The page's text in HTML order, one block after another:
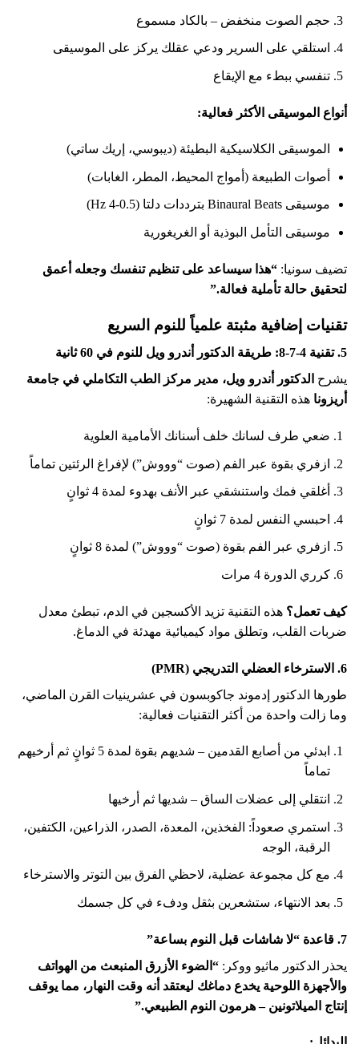
حجم الصوت منخفض – بالكاد مسموع
استلقي على السرير ودعي عقلك يركز على الموسيقى
تنفسي ببطء مع الإيقاع
أنواع الموسيقى الأكثر فعالية:
الموسيقى الكلاسيكية البطيئة (ديبوسي، إريك ساتي)
أصوات الطبيعة (أمواج المحيط، المطر، الغابات)
موسيقى Binaural Beats بترددات دلتا (0.5-4 Hz)
موسيقى التأمل البوذية أو الغريغورية
تضيف سونيا: “هذا سيساعد على تنظيم تنفسك وجعله أعمق
لتحقيق حالة تأملية فعالة.”
تقنيات إضافية مثبتة علمياً للنوم السريع
5. تقنية 4-7-8: طريقة الدكتور أندرو ويل للنوم في 60 ثانية
يشرح الدكتور أندرو ويل، مدير مركز الطب التكاملي في جامعة
أريزونا هذه التقنية الشهيرة:
ضعي طرف لسانك خلف أسنانك الأمامية العلوية
ازفري بقوة عبر الفم (صوت “وووش”) لإفراغ الرئتين تماماً
أغلقي فمك واستنشقي عبر الأنف بهدوء لمدة 4 ثوانٍ
احبسي النفس لمدة 7 ثوانٍ
ازفري عبر الفم بقوة (صوت “وووش”) لمدة 8 ثوانٍ
كرري الدورة 4 مرات
كيف تعمل؟ هذه التقنية تزيد الأكسجين في الدم، تبطئ معدل
ضربات القلب، وتطلق مواد كيميائية مهدئة في الدماغ.
6. الاسترخاء العضلي التدريجي (PMR)
طورها الدكتور إدموند جاكوبسون في عشرينيات القرن الماضي،
وما زالت واحدة من أكثر التقنيات فعالية:
ابدئي من أصابع القدمين – شديهم بقوة لمدة 5 ثوانٍ ثم أرخيهم
تماماً
انتقلي إلى عضلات الساق – شديها ثم أرخيها
استمري صعوداً: الفخذين، المعدة، الصدر، الذراعين، الكتفين،
الرقبة، الوجه
مع كل مجموعة عضلية، لاحظي الفرق بين التوتر والاسترخاء
بعد الانتهاء، ستشعرين بثقل ودفء في كل جسمك
7. قاعدة “لا شاشات قبل النوم بساعة”
يحذر الدكتور ماثيو ووكر: “الضوء الأزرق المنبعث من الهواتف
والأجهزة اللوحية يخدع دماغك ليعتقد أنه وقت النهار، مما يوقف
إنتاج الميلاتونين – هرمون النوم الطبيعي.”